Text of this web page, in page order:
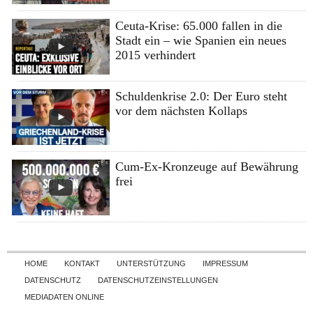
Ceuta-Krise: 65.000 fallen in die
Stadt ein – wie Spanien ein neues
2015 verhindert
Schuldenkrise 2.0: Der Euro steht
vor dem nächsten Kollaps
Cum-Ex-Kronzeuge auf Bewährung
frei
Skip to content
HOME KONTAKT UNTERSTÜTZUNG
IMPRESSUM
DATENSCHUTZ
DATENSCHUTZEINSTELLUNGEN
MEDIADATEN ONLINE